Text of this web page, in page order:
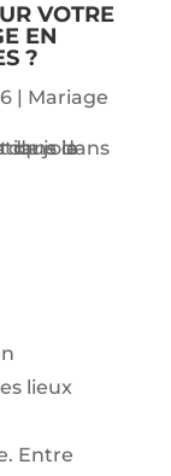
VOTRE
EN
?
| Mariage
lieux
Entre